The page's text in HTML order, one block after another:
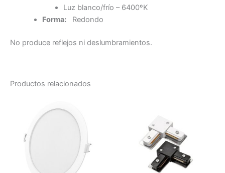
Luz blanco/frío – 6400ºK
Forma:Redondo
No produce reflejos ni deslumbramientos.
Productos relacionados